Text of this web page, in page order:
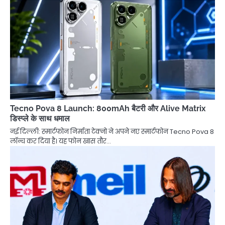
Tecno Pova 8 Launch: 800mAh बैटरी और Alive Matrix
डिस्प्ले के साथ धमाल
नई दिल्ली: स्मार्टफोन निर्माता टेक्नो ने अपने नए स्मार्टफोन Tecno Pova 8
लॉन्च कर दिया है। यह फोन खास तौर…